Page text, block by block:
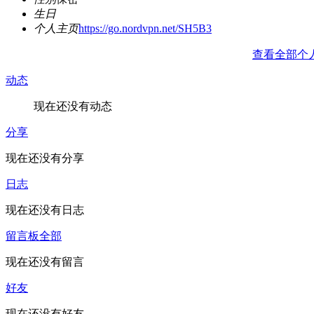
生日
个人主页https://go.nordvpn.net/SH5B3
查看全部个
动态
现在还没有动态
分享
现在还没有分享
日志
现在还没有日志
留言板全部
现在还没有留言
好友